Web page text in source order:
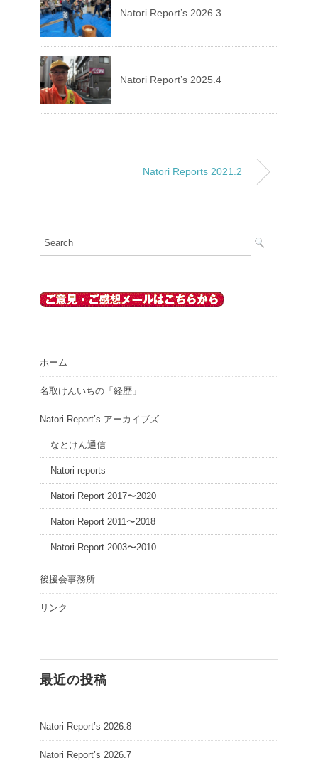
Natori Report’s 2026.3
Natori Report’s 2025.4
Natori Reports 2021.2
ホーム
名取けんいちの「経歴」
Natori Report’s アーカイブズ
なとけん通信
Natori reports
Natori Report 2017〜2020
Natori Report 2011〜2018
Natori Report 2003〜2010
後援会事務所
リンク
最近の投稿
Natori Report’s 2026.8
Natori Report’s 2026.7